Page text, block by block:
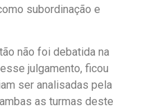
subordinação e
não foi debatida na
julgamento, ficou
ser analisadas pela
as turmas deste